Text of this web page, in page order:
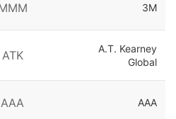
3M
MMM
A.T. Kearney
Global
ATK
AAA
AAA